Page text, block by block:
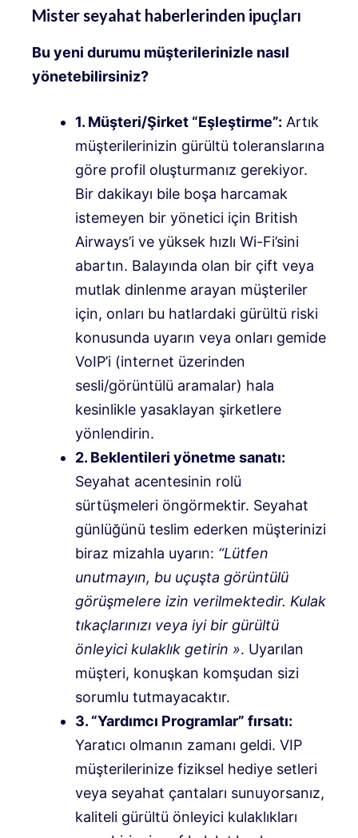
Mister seyahat haberlerinden ipuçları
Bu yeni durumu müşterilerinizle nasıl
yönetebilirsiniz?
1. Müşteri/Şirket “Eşleştirme”: Artık
müşterilerinizin gürültü toleranslarına
göre profil oluşturmanız gerekiyor.
Bir dakikayı bile boşa harcamak
istemeyen bir yönetici için British
Airways’i ve yüksek hızlı Wi-Fi’sini
abartın. Balayında olan bir çift veya
mutlak dinlenme arayan müşteriler
için, onları bu hatlardaki gürültü riski
konusunda uyarın veya onları gemide
VoIP’i (internet üzerinden
sesli/görüntülü aramalar) hala
kesinlikle yasaklayan şirketlere
yönlendirin.
2. Beklentileri yönetme sanatı:
Seyahat acentesinin rolü
sürtüşmeleri öngörmektir. Seyahat
günlüğünü teslim ederken müşterinizi
biraz mizahla uyarın: “Lütfen
unutmayın, bu uçuşta görüntülü
görüşmelere izin verilmektedir. Kulak
tıkaçlarınızı veya iyi bir gürültü
önleyici kulaklık getirin ». Uyarılan
müşteri, konuşkan komşudan sizi
sorumlu tutmayacaktır.
3. “Yardımcı Programlar” fırsatı:
Yaratıcı olmanın zamanı geldi. VIP
müşterilerinize fiziksel hediye setleri
veya seyahat çantaları sunuyorsanız,
kaliteli gürültü önleyici kulaklıkları